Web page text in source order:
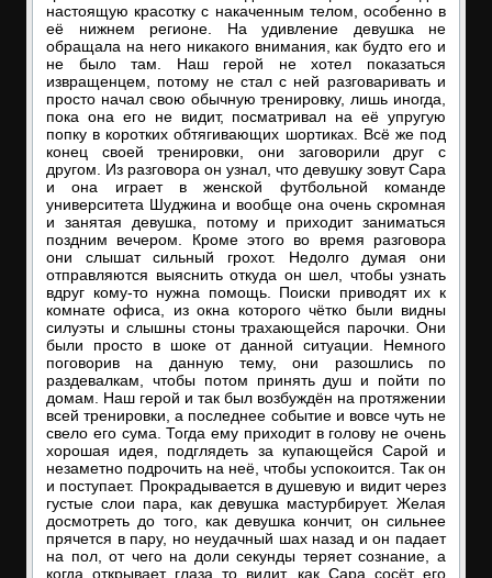
настоящую красотку с накаченным телом, особенно в
её нижнем регионе. На удивление девушка не
обращала на него никакого внимания, как будто его и
не было там. Наш герой не хотел показаться
извращенцем, потому не стал с ней разговаривать и
просто начал свою обычную тренировку, лишь иногда,
пока она его не видит, посматривал на её упругую
попку в коротких обтягивающих шортиках. Всё же под
конец своей тренировки, они заговорили друг с
другом. Из разговора он узнал, что девушку зовут Сара
и она играет в женской футбольной команде
университета Шуджина и вообще она очень скромная
и занятая девушка, потому и приходит заниматься
поздним вечером. Кроме этого во время разговора
они слышат сильный грохот. Недолго думая они
отправляются выяснить откуда он шел, чтобы узнать
вдруг кому-то нужна помощь. Поиски приводят их к
комнате офиса, из окна которого чётко были видны
силуэты и слышны стоны трахающейся парочки. Они
были просто в шоке от данной ситуации. Немного
поговорив на данную тему, они разошлись по
раздевалкам, чтобы потом принять душ и пойти по
домам. Наш герой и так был возбуждён на протяжении
всей тренировки, а последнее событие и вовсе чуть не
свело его сума. Тогда ему приходит в голову не очень
хорошая идея, подглядеть за купающейся Сарой и
незаметно подрочить на неё, чтобы успокоится. Так он
и поступает. Прокрадывается в душевую и видит через
густые слои пара, как девушка мастурбирует. Желая
досмотреть до того, как девушка кончит, он сильнее
прячется в пару, но неудачный шах назад и он падает
на пол, от чего на доли секунды теряет сознание, а
когда открывает глаза то видит, как Сара сосёт его